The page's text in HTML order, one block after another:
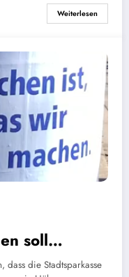
Weiterlesen
soll
ziehen!
dass die Stadtsparkasse